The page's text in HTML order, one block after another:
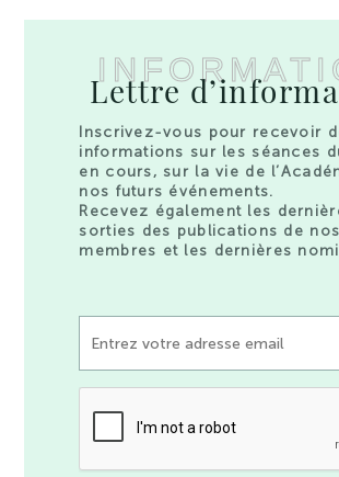
Lettre
Inscrivez-vous pour recevoir
informations sur les séances
en cours, sur la vie de
nos futurs événements.
Recevez également les
sorties des publications de nos
membres et les dernières